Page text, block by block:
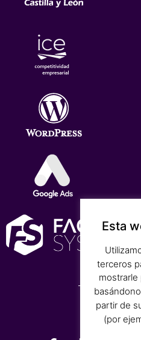
Esta
terceros
mostrarle
partir de
(por